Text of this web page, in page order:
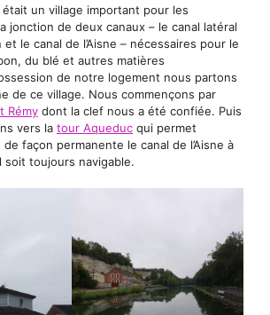
un village important pour les
jonction de deux canaux – le canal latéral
et le canal de l’Aisne – nécessaires pour le
du blé et autres matières
de notre logement nous partons
de ce village. Nous commençons par
Rémy dont la clef nous a été confiée. Puis
vers la tour Aqueduc qui permet
de façon permanente le canal de l’Aisne à
soit toujours navigable.